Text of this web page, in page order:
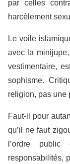
par celles
harcèlement
Le voile
avec la
vestimentaire,
sophisme.
religion, pas une
Faut-il pour
qu’il ne faut
l’ordre
responsabilités,